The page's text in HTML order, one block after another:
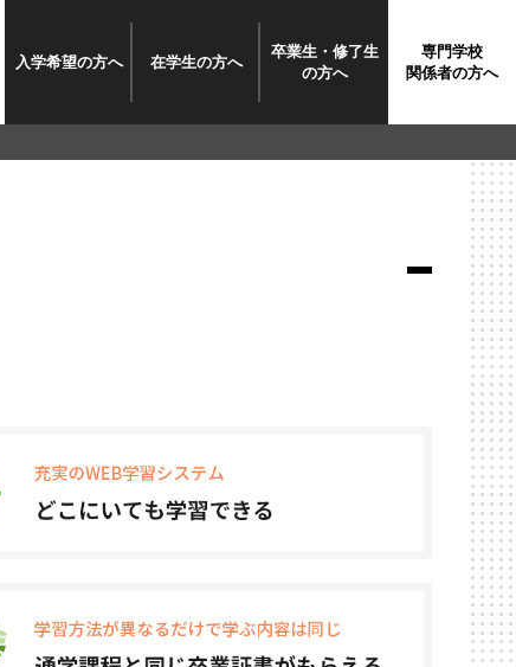
入学希望の方へ 在学生の方へ
卒業生・修了生
の方へ
専門学校
関係者の方へ